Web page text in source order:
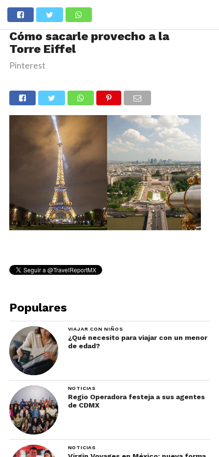
Cómo sacarle provecho a la
Torre Eiffel
Pinterest
Populares
VIAJAR CON NIÑOS
¿Qué necesito para viajar con un menor
de edad?
NOTICIAS
Regio Operadora festeja a sus agentes
de CDMX
NOTICIAS